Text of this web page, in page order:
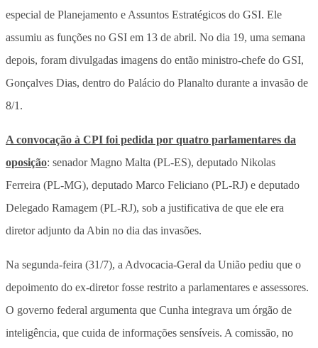
especial de Planejamento e Assuntos Estratégicos do GSI. Ele
assumiu as funções no GSI em 13 de abril. No dia 19, uma semana
depois, foram divulgadas imagens do então ministro-chefe do GSI,
Gonçalves Dias, dentro do Palácio do Planalto durante a invasão de
8/1.
A convocação à CPI foi pedida por quatro parlamentares da
oposição: senador Magno Malta (PL-ES), deputado Nikolas
Ferreira (PL-MG), deputado Marco Feliciano (PL-RJ) e deputado
Delegado Ramagem (PL-RJ), sob a justificativa de que ele era
diretor adjunto da Abin no dia das invasões.
Na segunda-feira (31/7), a Advocacia-Geral da União pediu que o
depoimento do ex-diretor fosse restrito a parlamentares e assessores.
O governo federal argumenta que Cunha integrava um órgão de
inteligência, que cuida de informações sensíveis. A comissão, no